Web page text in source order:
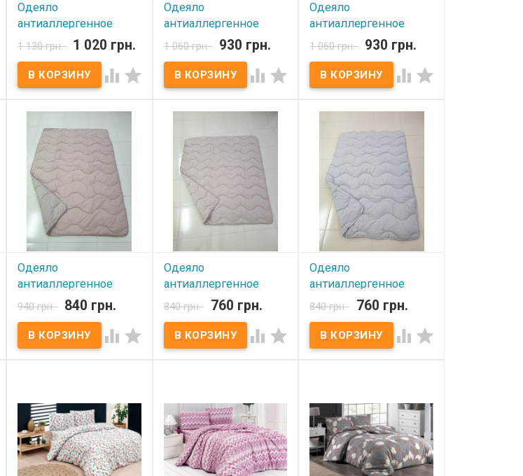
Одеяло
антиаллергенное
Lorine 195х215 см
кофейное
В наличии
бязь, 100% хлопок
Наполнитель:
антиаллергенное волокно
Плотность: 350 г.м.кв. Вага:
2800 г Упаковка: ПВХ сумка
Производитель: Lorine
(Турция)
1 130 грн. 1 020 грн.
 
Одеяло
антиаллергенное
Lorine 170х215 см
бежевое
В наличии
Lorine 170х215 см Розмір:
бязь, 100% хлопок
Наполнитель:
антиаллергенное волокно
Плотность: 350 г.м.кв. Вага:
2400 г Упаковка: ПВХ сумка
Производитель: Lorine
(Турция)
1 060 грн. 930 грн.
 
Одеяло
антиаллергенное
Lorine 170х215 см
кофейное
В наличии
бязь, 100% хлопок
Наполнитель:
антиаллергенное волокно
Плотность: 350 г.м.кв. Вага:
2400 г Упаковка: ПВХ сумка
Производитель: Lorine
(Турция)
1 060 грн. 930 грн.
 
Одеяло
антиаллергенное
Lorine 155х215 см
кофейное
В наличии
Наполнитель:
антиаллергенное волокно
Плотность: 350 г.м.кв. Вага:
2100 г Упаковка: ПВХ сумка
Производитель: Lorine
(Турция)
940 грн. 840 грн.
 
Одеяло
антиаллергенное
Lorine 140х210 см
бежевое
В наличии
Наполнитель:
антиаллергенное волокно
Плотность: 350 г.м.кв. Вага:
1900 г Упаковка: ПВХ сумка
Производитель: Lorine
(Турция)
840 грн. 760 грн.
 
Одеяло
антиаллергенное
Lorine 140х210 см
серое
В наличии
Наполнитель:
антиаллергенное волокно
Плотность: 350 г.м.кв. Вага:
1900 г Упаковка: ПВХ сумка
Производитель: Lorine
(Турция)
840 грн. 760 грн.
 